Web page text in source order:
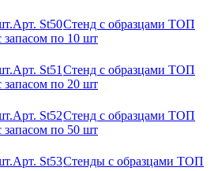
Арт. St50Стенд с образцами ТОП
запасом по 10 шт
Арт. St51 Стенд с образцами ТОП
запасом по 20 шт
Арт. St52Стенд с образцами ТОП
запасом по 50 шт
Арт. St53Стенды с образцами ТОП